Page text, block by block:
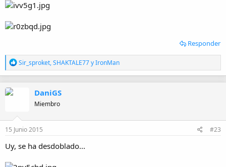
Responder
R
e
a
n
s
Sir_sproket,SHAKTALE77yIronMan
DaniGS
Miembro
15 Junio 2015 #23
Uy, se ha desdoblado...